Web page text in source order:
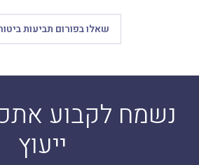
שאלו בפורום תביעות
נשמח לקבוע
ייעוץ